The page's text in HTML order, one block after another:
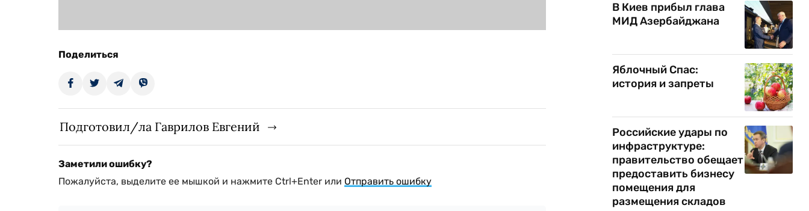
Поделиться
Подготовил/ла Гаврилов Евгений
Заметили ошибку?
Пожалуйста, выделите ее мышкой и нажмите Ctrl+Enter или Отправить ошибку
В Киев прибыл глава
МИД Азербайджана
Яблочный Спас:
история и запреты
Российские удары по
инфраструктуре:
правительство обещает
предоставить бизнесу
помещения для
размещения складов